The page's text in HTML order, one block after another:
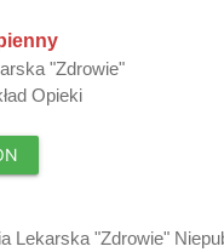
"Zdrowie"
Opieki
Lekarska "Zdrowie"